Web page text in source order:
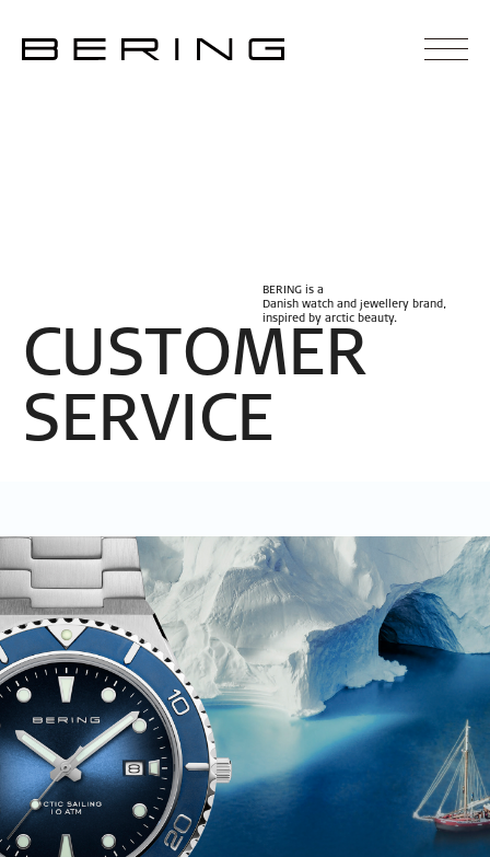
CUS T OMER
SERVICE
BERING is a
Danish watch and jewellery brand,
inspired by arctic beauty.